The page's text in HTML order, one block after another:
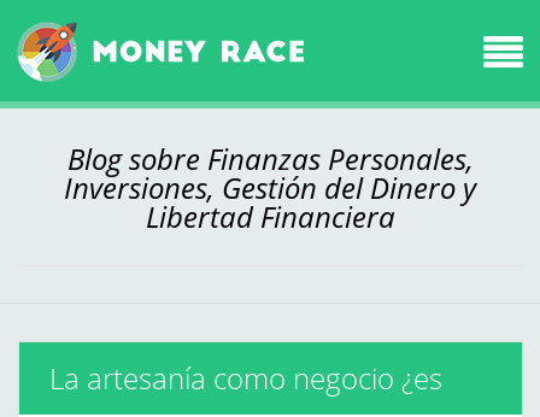
Blog sobre Finanzas Personales,
Inversiones, Gestión del Dinero y
Libertad Financiera
La artesanía como negocio ¿es